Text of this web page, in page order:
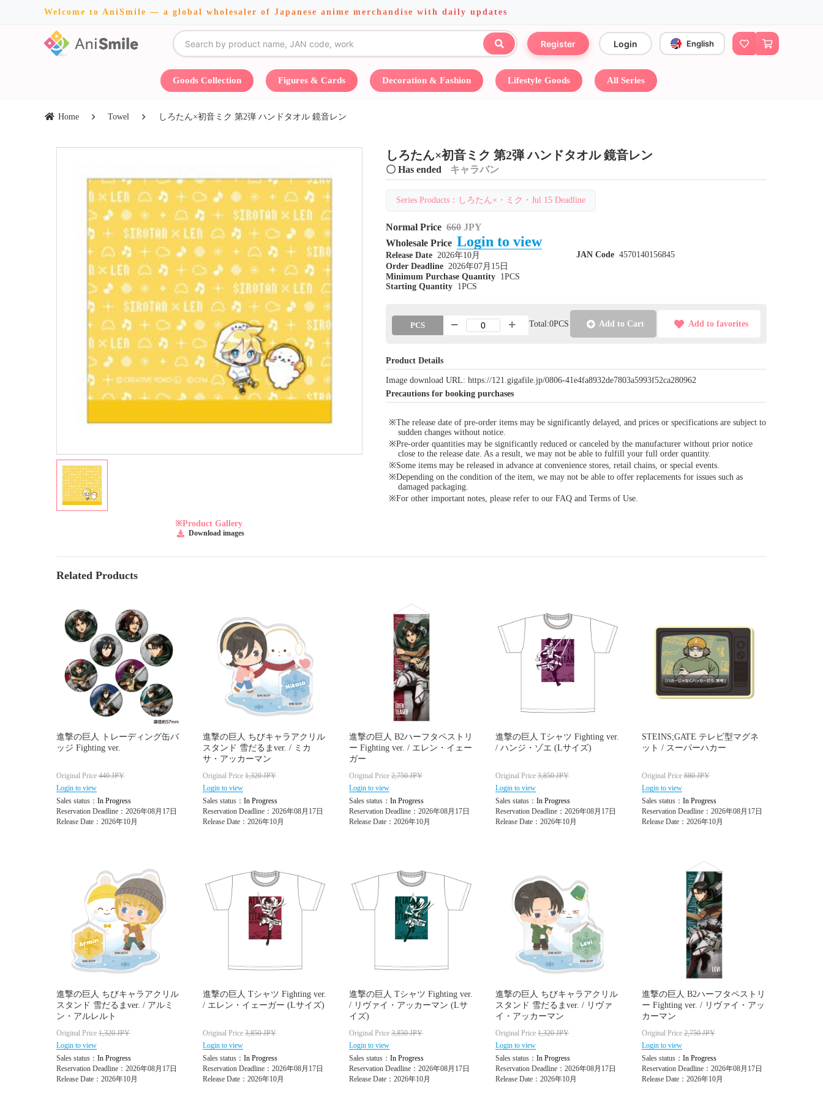
Welcome to AniSmile — a global wholesaler of Japanese anime merchandise with daily updates
Register Login English
Goods Collection Figures & Cards Decoration & Fashion Lifestyle Goods All Series
Home Towel しろたん×初音ミク 第2弾 ハンドタオル 鏡音レン
※Product Gallery
Download images
しろたん×初音ミク 第2弾 ハンドタオル 鏡音レン
〇 Has ended キャラバン
Series Products：しろたん×・ミク・Jul 15 Deadline
Normal Price 660 JPY
Wholesale Price Login to view
Release Date 2026年10月
Order Deadline 2026年07月15日
Minimum Purchase Quantity
1PCS
Starting Quantity
1PCS
JAN Code 4570140156845
PCS Total:0PCS Add to Cart Add to favorites
Product Details
Image download URL: https://121.gigafile.jp/0806-41e4fa8932de7803a5993f52ca280962
Precautions for booking purchases
※The release date of pre-order items may be significantly delayed, and prices or specifications are subject to
sudden changes without notice.
※Pre-order quantities may be significantly reduced or canceled by the manufacturer without prior notice
close to the release date. As a result, we may not be able to fulfill your full order quantity.
※Some items may be released in advance at convenience stores, retail chains, or special events.
※Depending on the condition of the item, we may not be able to offer replacements for issues such as
damaged packaging.
※For other important notes, please refer to our FAQ and Terms of Use.
Related Products
進撃の巨人 トレーディング缶バ
ッジ Fighting ver.
Original Price 440JPY
Login to view
Sales status： In Progress
Reservation Deadline：2026年08月17日
Release Date：2026年10月
進撃の巨人 ちびキャラアクリル
スタンド 雪だるまver. / ミカ
サ・アッカーマン
Original Price 1,320JPY
Login to view
Sales status： In Progress
Reservation Deadline：2026年08月17日
Release Date：2026年10月
進撃の巨人 B2ハーフタペストリ
ー Fighting ver. / エレン・イェー
ガー
Original Price 2,750JPY
Login to view
Sales status： In Progress
Reservation Deadline：2026年08月17日
Release Date：2026年10月
進撃の巨人 Tシャツ Fighting ver.
/ ハンジ・ゾエ (Lサイズ)
Original Price 3,850JPY
Login to view
Sales status： In Progress
Reservation Deadline：2026年08月17日
Release Date：2026年10月
STEINS;GATE テレビ型マグネ
ット / スーパーハカー
Original Price 880JPY
Login to view
Sales status： In Progress
Reservation Deadline：2026年08月17日
Release Date：2026年10月
進撃の巨人 ちびキャラアクリル
スタンド 雪だるまver. / アルミ
ン・アルレルト
Original Price 1,320JPY
Login to view
Sales status： In Progress
Reservation Deadline：2026年08月17日
Release Date：2026年10月
進撃の巨人 Tシャツ Fighting ver.
/ エレン・イェーガー (Lサイズ)
Original Price 3,850JPY
Login to view
Sales status： In Progress
Reservation Deadline：2026年08月17日
Release Date：2026年10月
進撃の巨人 Tシャツ Fighting ver.
/ リヴァイ・アッカーマン (Lサ
イズ)
Original Price 3,850JPY
Login to view
Sales status： In Progress
Reservation Deadline：2026年08月17日
Release Date：2026年10月
進撃の巨人 ちびキャラアクリル
スタンド 雪だるまver. / リヴァ
イ・アッカーマン
Original Price 1,320JPY
Login to view
Sales status： In Progress
Reservation Deadline：2026年08月17日
Release Date：2026年10月
進撃の巨人 B2ハーフタペストリ
ー Fighting ver. / リヴァイ・アッ
カーマン
Original Price 2,750JPY
Login to view
Sales status： In Progress
Reservation Deadline：2026年08月17日
Release Date：2026年10月